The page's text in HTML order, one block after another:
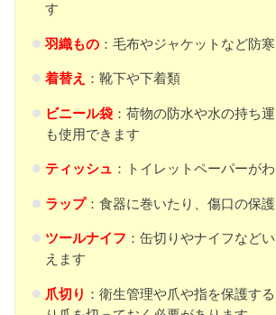
す
羽織もの：毛布やジャケットなど防
着替え ：靴下や下着類
ビニール袋：荷物の防水や水の持ち
も使用できます
ティッシュ ：トイレットペーパーが
ラップ：食器に巻いたり、傷口の保
ツールナイフ ：缶切りやナイフなど
えます
爪切り ：衛生管理や爪や指を保護す